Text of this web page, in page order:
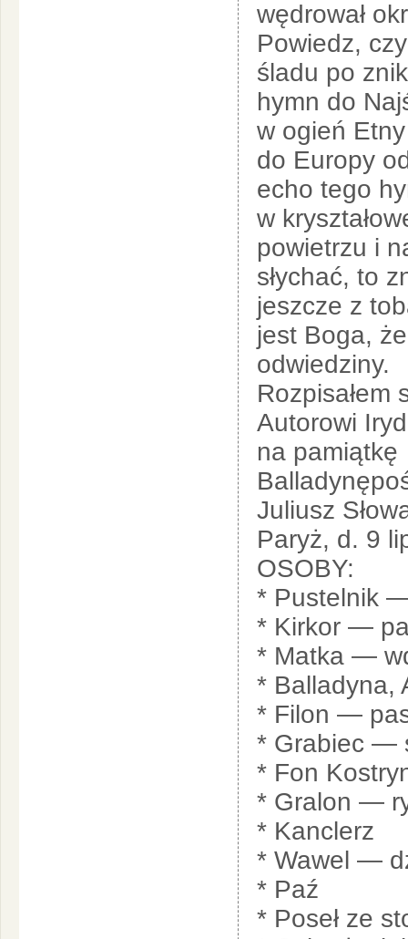
wędrował
Powiedz,
śladu po
hymn do
w ogień
do Europy
echo tego
w
powietrzu i
słychać, to
jeszcze z
jest Boga,
odwiedziny.
Rozpisałem
Autorowi
na pamiątkę
Juliusz
Paryż, d. 9
OSOBY:
* Pustelnik
* Kirkor —
* Matka —
* Balladyna,
* Filon —
* Grabiec —
* Fon
* Gralon —
* Kanclerz
* Wawel —
* Paź
* Poseł ze